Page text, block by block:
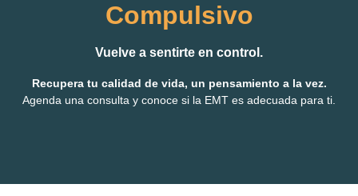
Compulsivo
Vuelve a sentirte en control.
Recupera tu calidad de vida, un pensamiento a la vez.
Agenda una consulta y conoce si la EMT es adecuada para ti.